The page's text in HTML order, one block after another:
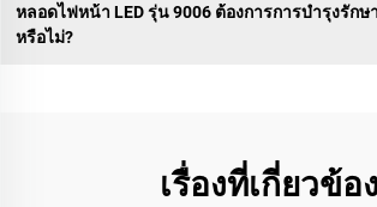
หลอดไฟหน้า LED รุ่น 9006 ต้องการการบำรุงรักษ
หรือไม่?
เรื่องที่เกี่ยวข้อง